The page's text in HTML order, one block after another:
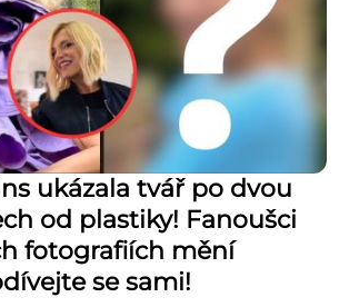
ukázala tvář po dvou
od plastiky! Fanoušci
fotografiích mění
se sami!